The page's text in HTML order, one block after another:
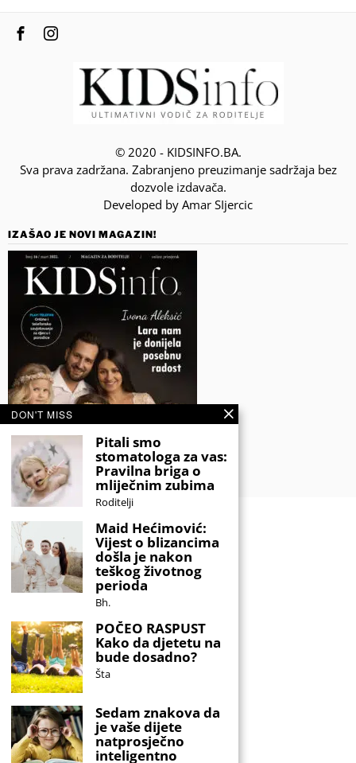
© 2020 - KIDSINFO.BA.
Sva prava zadržana. Zabranjeno preuzimanje sadržaja bez
dozvole izdavača.
Developed by Amar SIjercic
IZAŠAO JE NOVI MAGAZIN!
DON'T MISS
Pitali smo
stomatologa za vas:
Pravilna briga o
mliječnim zubima
Roditelji
Maid Hećimović:
Vijest o blizancima
došla je nakon
teškog životnog
perioda
Bh.
POČEO RASPUST
Kako da djetetu na
bude dosadno?
Šta
Sedam znakova da
je vaše dijete
natprosječno
inteligentno